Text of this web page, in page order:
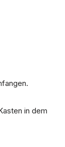
in dem